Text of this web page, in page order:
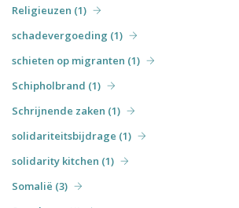
Religieuzen (1)
schadevergoeding (1)
schieten op migranten (1)
Schipholbrand (1)
Schrijnende zaken (1)
solidariteitsbijdrage (1)
solidarity kitchen (1)
Somalië (3)